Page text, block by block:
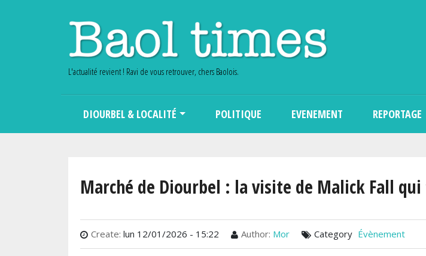
L'actualité revient ! Ravi de vous retrouver, chers Baolois.
DIOURBEL & LOCALITÉ POLITIQUE EVENEMENT REPORTAGE
Marché de Diourbel : la visite de Malick Fall
Create: lun 12/01/2026 - 15:22 Author: Mor Category Évènement